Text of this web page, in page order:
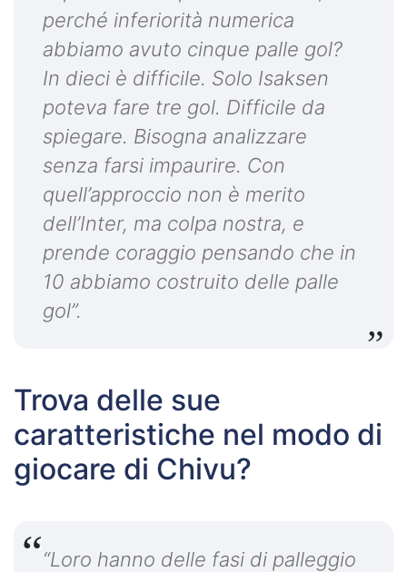
perché inferiorità numerica
abbiamo avuto cinque palle gol?
In dieci è difficile. Solo Isaksen
poteva fare tre gol. Difficile da
spiegare. Bisogna analizzare
senza farsi impaurire. Con
quell’approccio non è merito
dell’Inter, ma colpa nostra, e
prende coraggio pensando che in
10 abbiamo costruito delle palle
gol”.
Trova delle sue
caratteristiche nel modo di
giocare di Chivu?
“Loro hanno delle fasi di palleggio